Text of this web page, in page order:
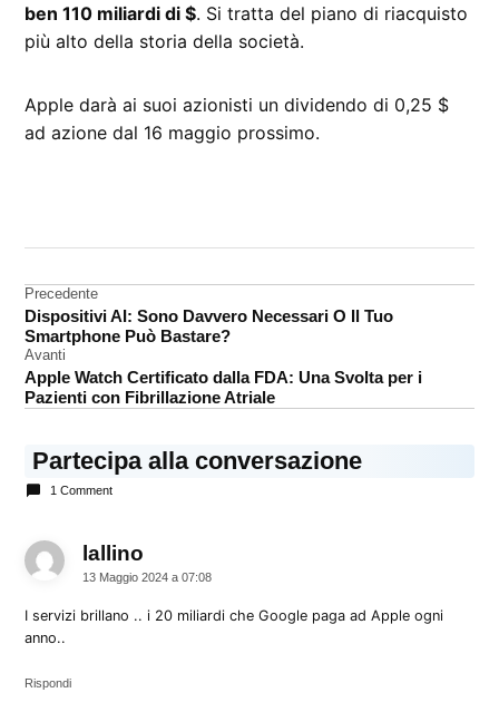
ben 110 miliardi di $. Si tratta del piano di riacquisto
più alto della storia della società.
Apple darà ai suoi azionisti un dividendo di 0,25 $
ad azione dal 16 maggio prossimo.
Navigazione
articoli
Precedente
Dispositivi AI: Sono Davvero Necessari O Il Tuo
Smartphone Può Bastare?
Avanti
Apple Watch Certificato dalla FDA: Una Svolta per i
Pazienti con Fibrillazione Atriale
Partecipa alla conversazione
1 Comment
lallino
13 Maggio 2024 a 07:08
I servizi brillano .. i 20 miliardi che Google paga ad Apple ogni
anno..
Rispondi